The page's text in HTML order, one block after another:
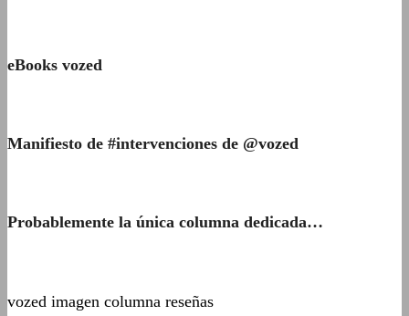
eBooks vozed
Manifiesto de #intervenciones de @vozed
Probablemente la única columna dedicada…
vozed imagen columna reseñas